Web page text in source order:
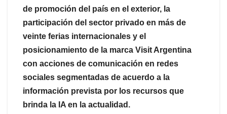
de promoción del país en el exterior, la
participación del sector privado en más de
veinte ferias internacionales y el
posicionamiento de la marca Visit Argentina
con acciones de comunicación en redes
sociales segmentadas de acuerdo a la
información prevista por los recursos que
brinda la IA en la actualidad.